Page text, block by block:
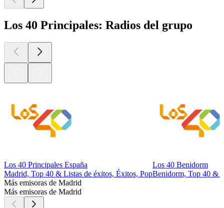
Los 40 Principales: Radios del grupo
Los 40 Principales España
Madrid, Top 40 & Listas de éxitos, Éxitos, Pop
Los 40 Benidorm
Benidorm, Top 40 &
Más emisoras de Madrid
Más emisoras de Madrid